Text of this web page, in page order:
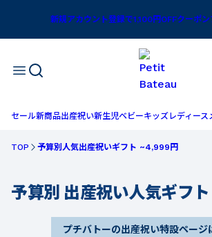
新規アカウント登録で1,100円OFFクーポン
セール新商品出産祝い新生児ベビーキッズ レディース
TOP 予算別人気出産祝いギフト ~4,999円
予算別 出産祝い人気ギフト
プチバトーの出産祝い特設ページ